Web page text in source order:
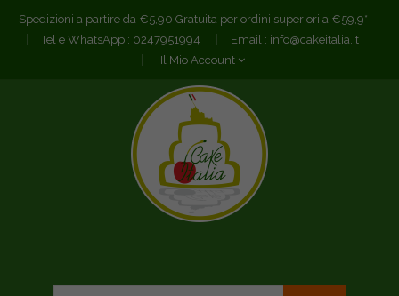
Spedizioni a partire da €5,90 Gratuita per ordini superiori a €59,9*
Tel e WhatsApp : 0247951994 Email : info@cakeitalia.it
Il Mio Account